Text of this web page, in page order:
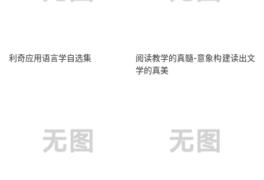
利奇应用语言学自选集
阅读教学的真髓-意象构建读出文
学的真美